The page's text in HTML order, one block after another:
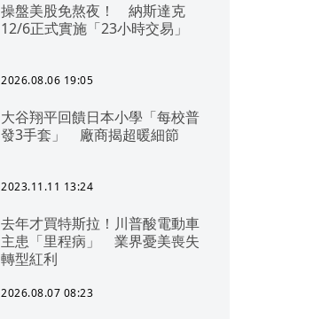
操盤美股免熬夜！ 納斯達克
12/6正式實施「23小時交易」
2026.08.06 19:05
大谷翔平回饋日本小學「每校普
發3手套」 廠商揭超暖細節
2023.11.11 13:24
去年才買特斯拉！川普酸電動車
主患「里程病」 業界憂美喪失
轉型紅利
2026.08.07 08:23